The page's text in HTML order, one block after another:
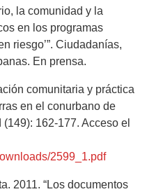
la comunidad y la
en los programas
riesgo’”. Ciudadanías,
En prensa.
comunitaria y práctica
en el conurbano de
162-177. Acceso el
2599_1.pdf
2011. “Los documentos